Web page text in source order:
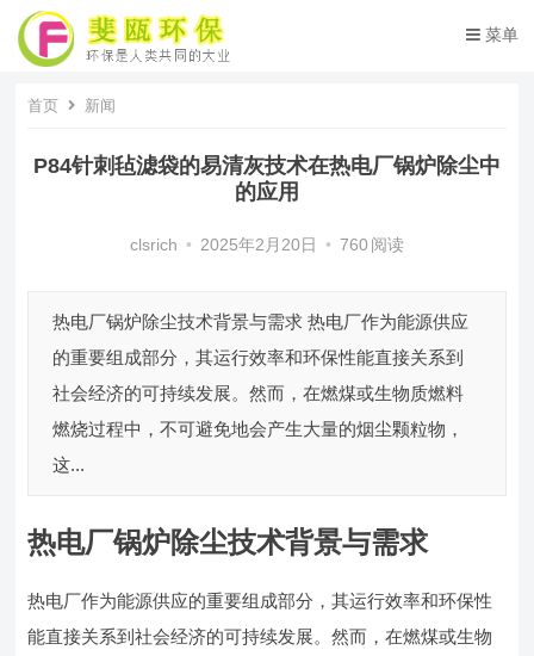
菜单
首页 新闻
P84针刺毡滤袋的易清灰技术在热电厂锅炉除尘中
的应用
clsrich • 2025年2月20日 • 760 阅读
热电厂锅炉除尘技术背景与需求 热电厂作为能源供应
的重要组成部分，其运行效率和环保性能直接关系到
社会经济的可持续发展。然而，在燃煤或生物质燃料
燃烧过程中，不可避免地会产生大量的烟尘颗粒物，
这...
热电厂锅炉除尘技术背景与需求
热电厂作为能源供应的重要组成部分，其运行效率和环保性
能直接关系到社会经济的可持续发展。然而，在燃煤或生物